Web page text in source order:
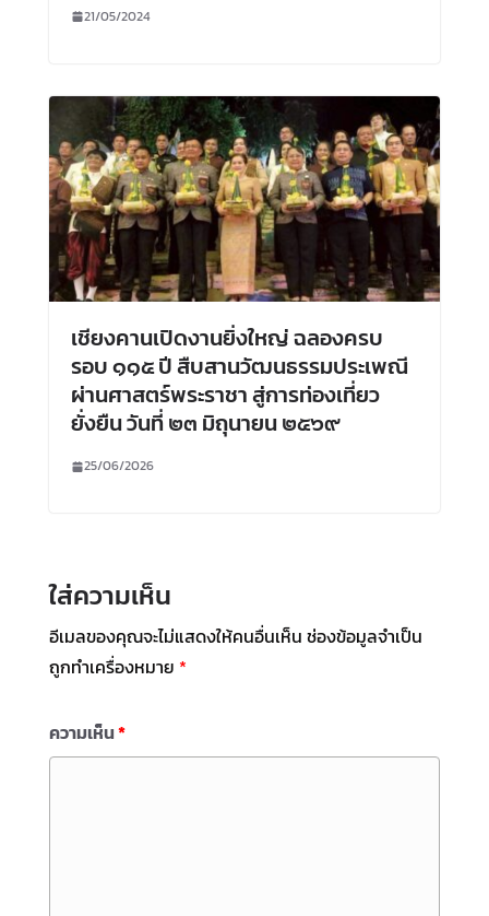
21/05/2024
เชียงคานเปิดงานยิ่งใหญ่ ฉลองครบ
รอบ ๑๑๕ ปี สืบสานวัฒนธรรมประเพณี
ผ่านศาสตร์พระราชา สู่การท่องเที่ยว
ยั่งยืน วันที่ ๒๓ มิถุนายน ๒๕๖๙
25/06/2026
ใส่ความเห็น
อีเมลของคุณจะไม่แสดงให้คนอื่นเห็น ช่องข้อมูลจำเป็น
ถูกทำเครื่องหมาย *
ความเห็น*